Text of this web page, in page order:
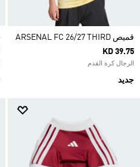
قميص ARSENAL FC 26/27 THIRD
KD 39.75
الرجال كرة القدم
جديد